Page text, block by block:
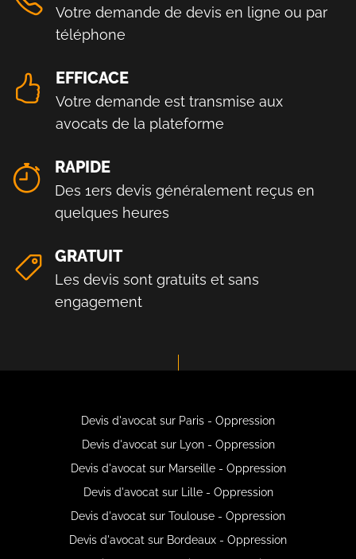
Votre demande de devis en ligne ou par
téléphone
EFFICACE
Votre demande est transmise aux
avocats de la plateforme
RAPIDE
Des 1ers devis généralement reçus en
quelques heures
GRATUIT
Les devis sont gratuits et sans
engagement
Devis d'avocat sur Paris - Oppression
Devis d'avocat sur Lyon - Oppression
Devis d'avocat sur Marseille - Oppression
Devis d'avocat sur Lille - Oppression
Devis d'avocat sur Toulouse - Oppression
Devis d'avocat sur Bordeaux - Oppression